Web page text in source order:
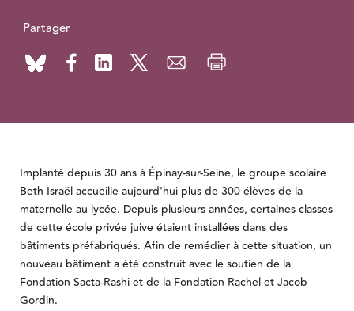
Partager
Implanté depuis 30 ans à Épinay-sur-Seine, le groupe scolaire
Beth Israël accueille aujourd'hui plus de 300 élèves de la
maternelle au lycée. Depuis plusieurs années, certaines classes
de cette école privée juive étaient installées dans des
bâtiments préfabriqués. Afin de remédier à cette situation, un
nouveau bâtiment a été construit avec le soutien de la
Fondation Sacta-Rashi et de la Fondation Rachel et Jacob
Gordin.